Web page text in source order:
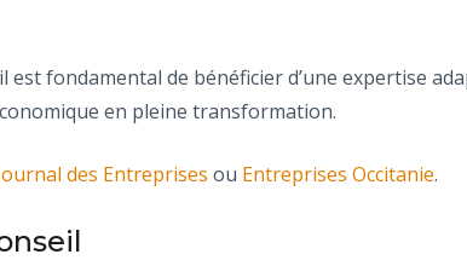
fondamental de bénéficier d’une expertise
en pleine transformation.
des Entreprises ou Entreprises Occitanie.